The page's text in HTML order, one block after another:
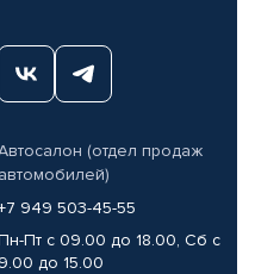
(отдел продаж
автомобилей)
949 503-45-55
Пт с 09.00 до 18.00, Сб с
9.00 до 15.00